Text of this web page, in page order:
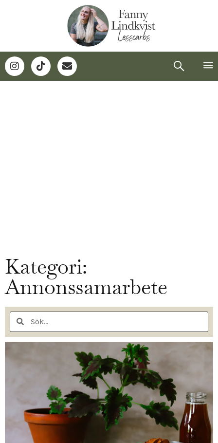
Kategori:
Annonssamarbete